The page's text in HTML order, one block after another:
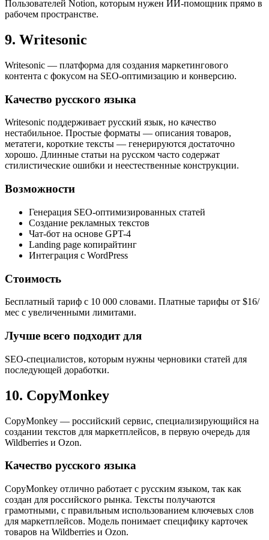
Пользователей Notion, которым нужен ИИ-помощник прямо в
рабочем пространстве.
9. Writesonic
Writesonic — платформа для создания маркетингового
контента с фокусом на SEO-оптимизацию и конверсию.
Качество русского языка
Writesonic поддерживает русский язык, но качество
нестабильное. Простые форматы — описания товаров,
метатеги, короткие тексты — генерируются достаточно
хорошо. Длинные статьи на русском часто содержат
стилистические ошибки и неестественные конструкции.
Возможности
Генерация SEO-оптимизированных статей
Создание рекламных текстов
Чат-бот на основе GPT-4
Landing page копирайтинг
Интеграция с WordPress
Стоимость
Бесплатный тариф с 10 000 словами. Платные тарифы от $16/
мес с увеличенными лимитами.
Лучше всего подходит для
SEO-специалистов, которым нужны черновики статей для
последующей доработки.
10. CopyMonkey
CopyMonkey — российский сервис, специализирующийся на
создании текстов для маркетплейсов, в первую очередь для
Wildberries и Ozon.
Качество русского языка
CopyMonkey отлично работает с русским языком, так как
создан для российского рынка. Тексты получаются
грамотными, с правильным использованием ключевых слов
для маркетплейсов. Модель понимает специфику карточек
товаров на Wildberries и Ozon.